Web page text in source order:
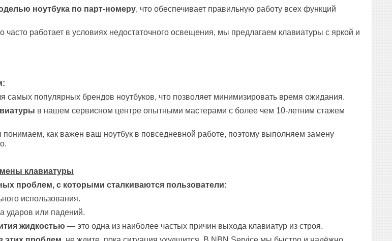
ноутбука по парт-номеру, что обеспечивает правильную работу всех функций
часто работает в условиях недостаточного освещения, мы предлагаем клавиатуры с яркой и
самых популярных брендов ноутбуков, что позволяет минимизировать время ожидания.
в нашем сервисном центре опытными мастерами с более чем 10-летним стажем
как важен ваш ноутбук в повседневной работе, поэтому выполняем замену
клавиатуры
проблем, с которыми сталкиваются пользователи:
использования.
ударов или падений.
жидкостью — это одна из наиболее частых причин выхода клавиатур из строя.